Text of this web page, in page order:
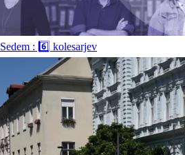
: 6️⃣ kolesarjev